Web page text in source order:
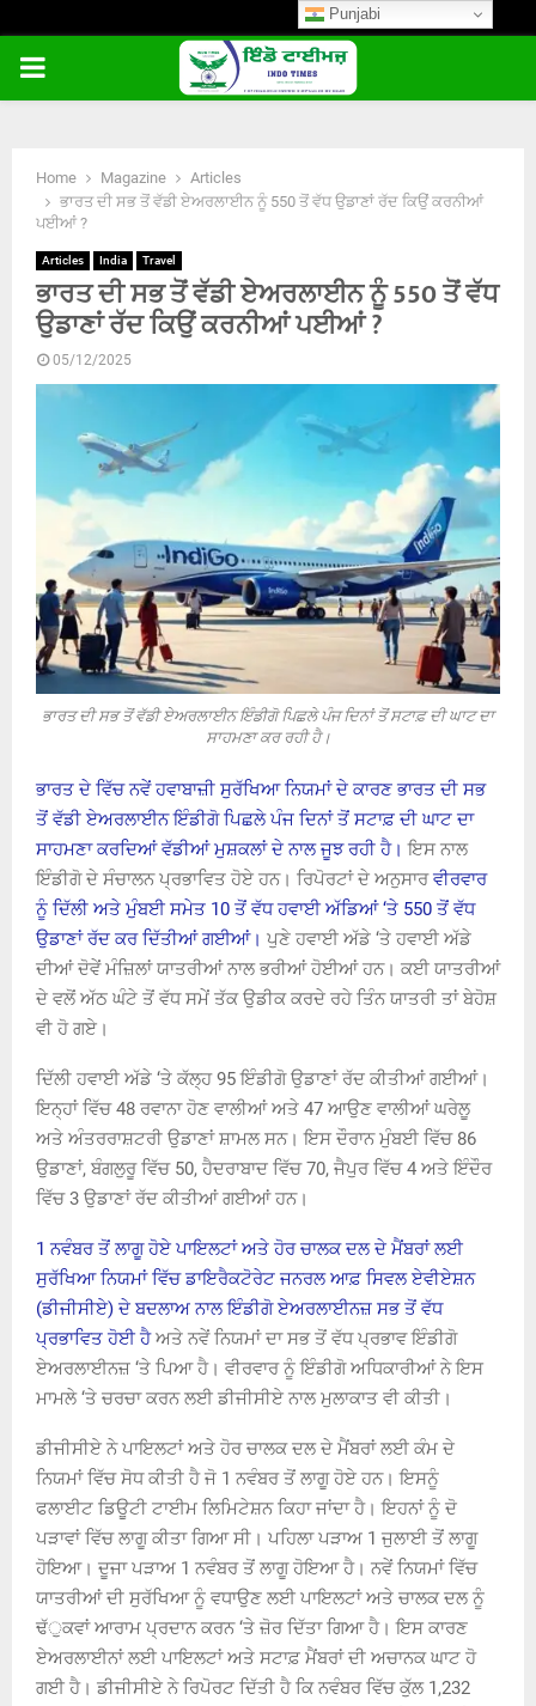
PRIMARY
Home Magazine
Articles
ਭਾਰਤ ਦੀ ਸਭ ਤੋਂ ਵੱਡੀ ਏਅਰਲਾਈਨ ਨੂੰ 550 ਤੋਂ ਵੱਧ ਉਡਾਣਾਂ ਰੱਦ ਕਿਉਂ ਕਰਨੀਆਂ
ਪਈਆਂ ?
Articles India Travel
ਭਾਰਤ ਦੀ ਸਭ ਤੋਂ ਵੱਡੀ ਏਅਰਲਾਈਨ ਨੂੰ 550 ਤੋਂ ਵੱਧ
ਉਡਾਣਾਂ ਰੱਦ ਕਿਉਂ ਕਰਨੀਆਂ ਪਈਆਂ ?
05/12/2025
ਭਾਰਤ ਦੀ ਸਭ ਤੋਂ ਵੱਡੀ ਏਅਰਲਾਈਨ ਇੰਡੀਗੋ ਪਿਛਲੇ ਪੰਜ ਦਿਨਾਂ ਤੋਂ ਸਟਾਫ਼ ਦੀ ਘਾਟ ਦਾ
ਸਾਹਮਣਾ ਕਰ ਰਹੀ ਹੈ।
ਭਾਰਤ ਦੇ ਵਿੱਚ ਨਵੇਂ ਹਵਾਬਾਜ਼ੀ ਸੁਰੱਖਿਆ ਨਿਯਮਾਂ ਦੇ ਕਾਰਣ ਭਾਰਤ ਦੀ ਸਭ
ਤੋਂ ਵੱਡੀ ਏਅਰਲਾਈਨ ਇੰਡੀਗੋ ਪਿਛਲੇ ਪੰਜ ਦਿਨਾਂ ਤੋਂ ਸਟਾਫ਼ ਦੀ ਘਾਟ ਦਾ
ਸਾਹਮਣਾ ਕਰਦਿਆਂ ਵੱਡੀਆਂ ਮੁਸ਼ਕਲਾਂ ਦੇ ਨਾਲ ਜੂਝ ਰਹੀ ਹੈ। ਇਸ ਨਾਲ
ਇੰਡੀਗੋ ਦੇ ਸੰਚਾਲਨ ਪ੍ਰਭਾਵਿਤ ਹੋਏ ਹਨ। ਰਿਪੋਰਟਾਂ ਦੇ ਅਨੁਸਾਰਵੀਰਵਾਰ
ਨੂੰ ਦਿੱਲੀ ਅਤੇ ਮੁੰਬਈ ਸਮੇਤ 10 ਤੋਂ ਵੱਧ ਹਵਾਈ ਅੱਡਿਆਂ ‘ਤੇ 550 ਤੋਂ ਵੱਧ
ਉਡਾਣਾਂ ਰੱਦ ਕਰ ਦਿੱਤੀਆਂ ਗਈਆਂ। ਪੁਣੇ ਹਵਾਈ ਅੱਡੇ ‘ਤੇ ਹਵਾਈ ਅੱਡੇ
ਦੀਆਂ ਦੋਵੇਂ ਮੰਜ਼ਿਲਾਂ ਯਾਤਰੀਆਂ ਨਾਲ ਭਰੀਆਂ ਹੋਈਆਂ ਹਨ। ਕਈ ਯਾਤਰੀਆਂ
ਦੇ ਵਲੋਂ ਅੱਠ ਘੰਟੇ ਤੋਂ ਵੱਧ ਸਮੇਂ ਤੱਕ ਉਡੀਕ ਕਰਦੇ ਰਹੇ ਤਿੰਨ ਯਾਤਰੀ ਤਾਂ ਬੇਹੋਸ਼
ਵੀ ਹੋ ਗਏ।
ਦਿੱਲੀ ਹਵਾਈ ਅੱਡੇ ‘ਤੇ ਕੱਲ੍ਹ 95 ਇੰਡੀਗੋ ਉਡਾਣਾਂ ਰੱਦ ਕੀਤੀਆਂ ਗਈਆਂ।
ਇਨ੍ਹਾਂ ਵਿੱਚ 48 ਰਵਾਨਾ ਹੋਣ ਵਾਲੀਆਂ ਅਤੇ 47 ਆਉਣ ਵਾਲੀਆਂ ਘਰੇਲੂ
ਅਤੇ ਅੰਤਰਰਾਸ਼ਟਰੀ ਉਡਾਣਾਂ ਸ਼ਾਮਲ ਸਨ। ਇਸ ਦੌਰਾਨ ਮੁੰਬਈ ਵਿੱਚ 86
ਉਡਾਣਾਂ, ਬੰਗਲੁਰੂ ਵਿੱਚ 50, ਹੈਦਰਾਬਾਦ ਵਿੱਚ 70, ਜੈਪੁਰ ਵਿੱਚ 4 ਅਤੇ ਇੰਦੌਰ
ਵਿੱਚ 3 ਉਡਾਣਾਂ ਰੱਦ ਕੀਤੀਆਂ ਗਈਆਂ ਹਨ।
1 ਨਵੰਬਰ ਤੋਂ ਲਾਗੂ ਹੋਏ ਪਾਇਲਟਾਂ ਅਤੇ ਹੋਰ ਚਾਲਕ ਦਲ ਦੇ ਮੈਂਬਰਾਂ ਲਈ
ਸੁਰੱਖਿਆ ਨਿਯਮਾਂ ਵਿੱਚ ਡਾਇਰੈਕਟੋਰੇਟ ਜਨਰਲ ਆਫ਼ ਸਿਵਲ ਏਵੀਏਸ਼ਨ
(ਡੀਜੀਸੀਏ) ਦੇ ਬਦਲਾਅ ਨਾਲ ਇੰਡੀਗੋ ਏਅਰਲਾਈਨਜ਼ ਸਭ ਤੋਂ ਵੱਧ
ਪ੍ਰਭਾਵਿਤ ਹੋਈ ਹੈਅਤੇ ਨਵੇਂ ਨਿਯਮਾਂ ਦਾ ਸਭ ਤੋਂ ਵੱਧ ਪ੍ਰਭਾਵ ਇੰਡੀਗੋ
ਏਅਰਲਾਈਨਜ਼ ‘ਤੇ ਪਿਆ ਹੈ। ਵੀਰਵਾਰ ਨੂੰ ਇੰਡੀਗੋ ਅਧਿਕਾਰੀਆਂ ਨੇ ਇਸ
ਮਾਮਲੇ ‘ਤੇ ਚਰਚਾ ਕਰਨ ਲਈ ਡੀਜੀਸੀਏ ਨਾਲ ਮੁਲਾਕਾਤ ਵੀ ਕੀਤੀ।
ਡੀਜੀਸੀਏ ਨੇ ਪਾਇਲਟਾਂ ਅਤੇ ਹੋਰ ਚਾਲਕ ਦਲ ਦੇ ਮੈਂਬਰਾਂ ਲਈ ਕੰਮ ਦੇ
ਨਿਯਮਾਂ ਵਿੱਚ ਸੋਧ ਕੀਤੀ ਹੈ ਜੋ 1 ਨਵੰਬਰ ਤੋਂ ਲਾਗੂ ਹੋਏ ਹਨ। ਇਸਨੂੰ
ਫਲਾਈਟ ਡਿਊਟੀ ਟਾਈਮ ਲਿਮਿਟੇਸ਼ਨ ਕਿਹਾ ਜਾਂਦਾ ਹੈ। ਇਹਨਾਂ ਨੂੰ ਦੋ
ਪੜਾਵਾਂ ਵਿੱਚ ਲਾਗੂ ਕੀਤਾ ਗਿਆ ਸੀ। ਪਹਿਲਾ ਪੜਾਅ 1 ਜੁਲਾਈ ਤੋਂ ਲਾਗੂ
ਹੋਇਆ। ਦੂਜਾ ਪੜਾਅ 1 ਨਵੰਬਰ ਤੋਂ ਲਾਗੂ ਹੋਇਆ ਹੈ। ਨਵੇਂ ਨਿਯਮਾਂ ਵਿੱਚ
ਯਾਤਰੀਆਂ ਦੀ ਸੁਰੱਖਿਆ ਨੂੰ ਵਧਾਉਣ ਲਈ ਪਾਇਲਟਾਂ ਅਤੇ ਚਾਲਕ ਦਲ ਨੂੰ
ਢੱੁਕਵਾਂ ਆਰਾਮ ਪ੍ਰਦਾਨ ਕਰਨ ‘ਤੇ ਜ਼ੋਰ ਦਿੱਤਾ ਗਿਆ ਹੈ। ਇਸ ਕਾਰਣ
ਏਅਰਲਾਈਨਾਂ ਲਈ ਪਾਇਲਟਾਂ ਅਤੇ ਸਟਾਫ਼ ਮੈਂਬਰਾਂ ਦੀ ਅਚਾਨਕ ਘਾਟ ਹੋ
ਗਈ ਹੈ। ਡੀਜੀਸੀਏ ਨੇ ਰਿਪੋਰਟ ਦਿੱਤੀ ਹੈ ਕਿ ਨਵੰਬਰ ਵਿੱਚ ਕੁੱਲ 1,232
Punjabi